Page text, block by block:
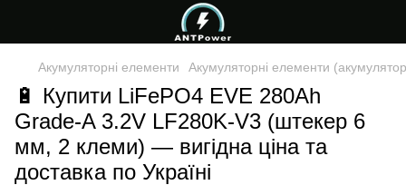
Акумуляторні елементи Акумуляторні елементи
🔋 Купити LiFePO4 EVE 280Ah
Grade-A 3.2V LF280K-V3 (штекер 6
мм, 2 клеми) — вигідна ціна та
доставка по Україні